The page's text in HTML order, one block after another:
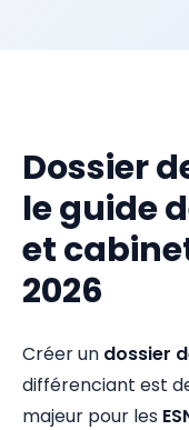
Dossier
le guide
et
2026
Créer un dossier
différenciant est
majeur pour les